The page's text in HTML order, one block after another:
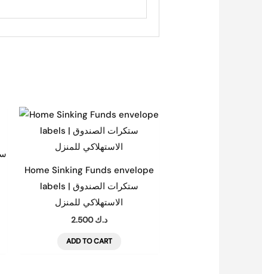
Home Sinking Funds envelope
labels | ستكرات الصندوق
الاستهلاكي للمنزل
د.ك2.500
ADD TO CART